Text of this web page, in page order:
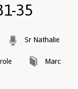
35
Sr Nathalie
Marc